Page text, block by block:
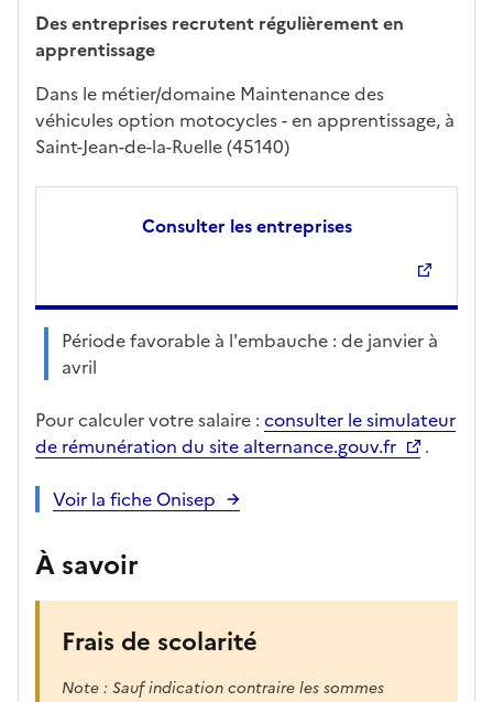
Des entreprises recrutent régulièrement en
apprentissage
Dans le métier/domaine Maintenance des
véhicules option motocycles - en apprentissage, à
Saint-Jean-de-la-Ruelle (45140)
Consulter les entreprises
Période favorable à l'embauche : de janvier à
avril
Pour calculer votre salaire : consulter le simulateur
de rémunération du site alternance.gouv.fr
.
Voir la fiche Onisep
À savoir
Frais de scolarité
Note : Sauf indication contraire les sommes